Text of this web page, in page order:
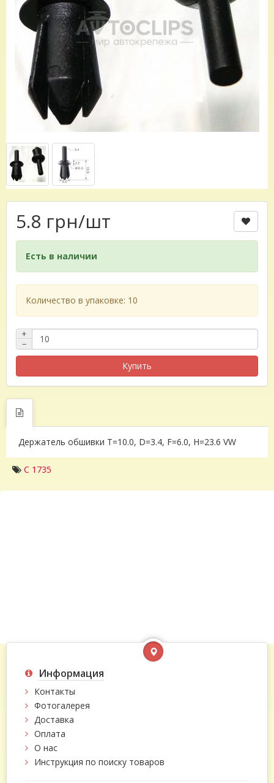
5.8 грн/шт
Есть в наличии
Количество в упаковке: 10
+
−
Купить
Держатель обшивки T=10.0, D=3.4, F=6.0, H=23.6 VW
C 1735
Информация
Контакты
Фотогалерея
Доставка
Оплата
О нас
Инструкция по поиску товаров